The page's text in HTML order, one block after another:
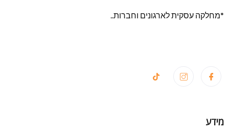
*מחלקה עסקית לארגונים וחברות..
מידע